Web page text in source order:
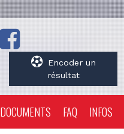
Encoder un
résultat
DOCUMENTS FAQ INFOS